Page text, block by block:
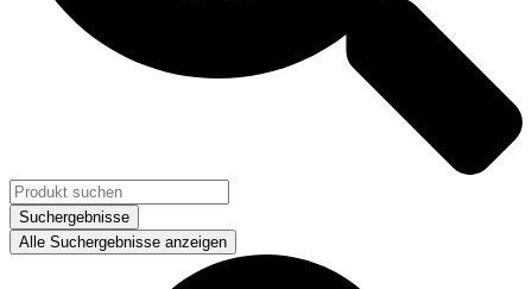
Suchergebnisse
Alle Suchergebnisse anzeigen